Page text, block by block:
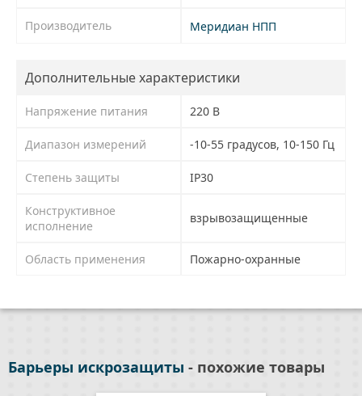
Производитель Меридиан НПП
Дополнительные характеристики
Напряжение питания 220 В
Диапазон измерений -10-55 градусов, 10-150 Гц
Степень защиты IP30
Конструктивное
исполнение
взрывозащищенные
Область применения Пожарно-охранные
Барьеры искрозащиты - похожие товары